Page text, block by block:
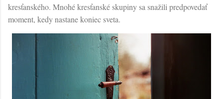
kresťanského. Mnohé kresťanské skupiny sa snažili predpovedať
moment, kedy nastane koniec sveta.